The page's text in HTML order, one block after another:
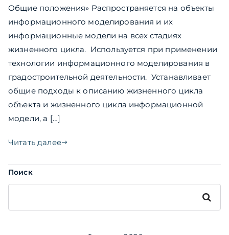
Общие положения» Распространяется на объекты
информационного моделирования и их
информационные модели на всех стадиях
жизненного цикла. Используется при применении
технологии информационного моделирования в
градостроительной деятельности. Устанавливает
общие подходы к описанию жизненного цикла
объекта и жизненного цикла информационной
модели, а […]
Читать далее
Поиск
Поиск